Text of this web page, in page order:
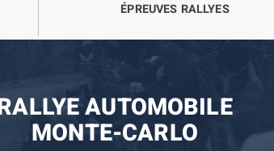
ÉPREUVES RALLYES
AUTOMOBILE
MONTE-CARLO